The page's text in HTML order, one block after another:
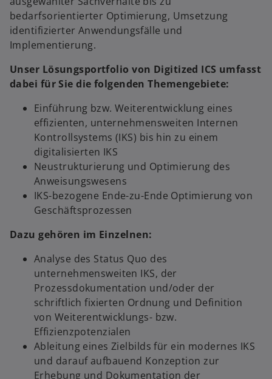
bedarfsorientierter Optimierung, Umsetzung
identifizierter Anwendungsfälle und
Implementierung.
Unser Lösungsportfolio von Digitized ICS umfasst
dabei für Sie die folgenden Themengebiete:
Einführung bzw. Weiterentwicklung eines
effizienten, unternehmensweiten Internen
Kontrollsystems (IKS) bis hin zu einem
digitalisierten IKS
Neustrukturierung und Optimierung des
Anweisungswesens
IKS-bezogene Ende-zu-Ende Optimierung von
Geschäftsprozessen
Dazu gehören im Einzelnen:
Analyse des Status Quo des
unternehmensweiten IKS, der
Prozessdokumentation und/oder der
schriftlich fixierten Ordnung und Definition
von Weiterentwicklungs- bzw.
Effizienzpotenzialen
Ableitung eines Zielbilds für ein modernes IKS
und darauf aufbauend Konzeption zur
Erhebung und Dokumentation der